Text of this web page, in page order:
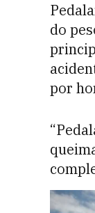
do
por